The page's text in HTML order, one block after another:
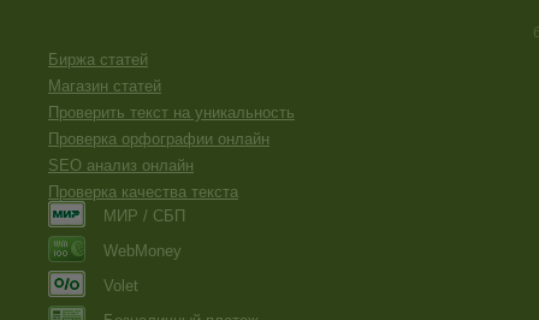
Биржа статей
Магазин статей
Проверить текст на уникальность
Проверка орфографии онлайн
SEO анализ онлайн
Проверка качества текста
МИР / СБП
WebMoney
Volet